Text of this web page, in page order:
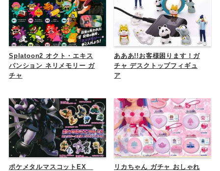
Splatoon2 オクト・エキス
パンション ネリメモリー ガ
チャ
あああ!!お客様困ります！ガ
チャ デスクトップフィギュ
ア
ポケメタルマスコットEX
リカちゃん ガチャ おしゃれ